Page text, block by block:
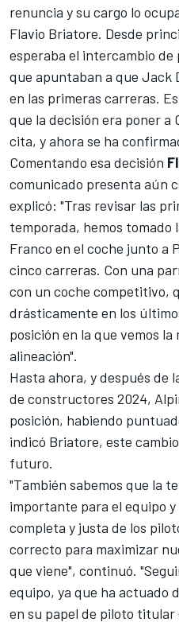
renuncia y su cargo lo
Flavio Briatore. Desde
esperaba el intercambio de
que apuntaban a que Jack
en las primeras carreras.
que la decisión era poner a
cita, y ahora se ha
Comentando esa decisión
comunicado presenta aún
explicó: "Tras revisar las
temporada, hemos tomado
Franco en el coche junto a
cinco carreras. Con una
con un coche competitivo,
drásticamente en los
posición en la que vemos
alineación".
Hasta ahora, y después de
de constructores 2024,
posición, habiendo
indicó Briatore, este
futuro.
"También sabemos que la
importante para el equipo
completa y justa de los
correcto para maximizar
que viene", continuó.
equipo, ya que ha actuado
en su papel de piloto titular